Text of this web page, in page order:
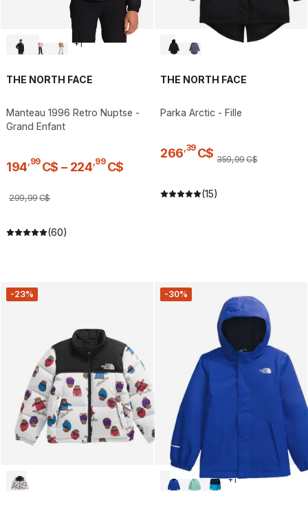
+1
THE NORTH FACE
Manteau 1996 Retro Nuptse -
Grand Enfant
194 99 C$ – 224 99 C$
299,99C$
(60)
THE NORTH FACE
Parka Arctic - Fille
266 39 C$ 359,99C$
(15)
-23% -30%
+1